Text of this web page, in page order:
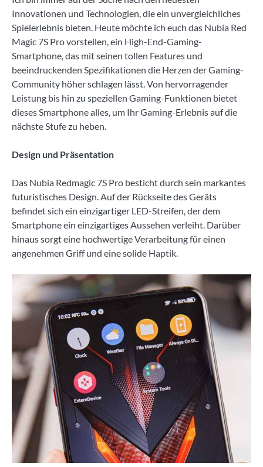
Innovationen und Technologien, die ein unvergleichliches
Spielerlebnis bieten. Heute möchte ich euch das Nubia Red
Magic 7S Pro vorstellen, ein High-End-Gaming-
Smartphone, das mit seinen tollen Features und
beeindruckenden Spezifikationen die Herzen der Gaming-
Community höher schlagen lässt. Von hervorragender
Leistung bis hin zu speziellen Gaming-Funktionen bietet
dieses Smartphone alles, um Ihr Gaming-Erlebnis auf die
nächste Stufe zu heben.
Design und Präsentation
Das Nubia Redmagic 7S Pro besticht durch sein markantes
futuristisches Design. Auf der Rückseite des Geräts
befindet sich ein einzigartiger LED-Streifen, der dem
Smartphone ein einzigartiges Aussehen verleiht. Darüber
hinaus sorgt eine hochwertige Verarbeitung für einen
angenehmen Griff und eine solide Haptik.